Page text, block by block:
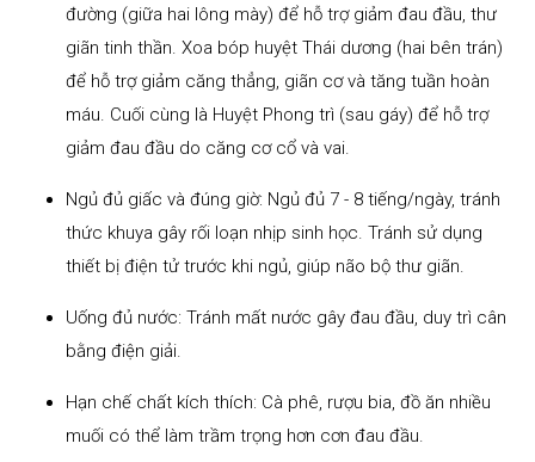
đường (giữa hai lông mày) để hỗ trợ giảm đau đầu, thư
giãn tinh thần. Xoa bóp huyệt Thái dương (hai bên trán)
để hỗ trợ giảm căng thẳng, giãn cơ và tăng tuần hoàn
máu. Cuối cùng là Huyệt Phong trì (sau gáy) để hỗ trợ
giảm đau đầu do căng cơ cổ và vai.
Ngủ đủ giấc và đúng giờ: Ngủ đủ 7 - 8 tiếng/ngày, tránh
thức khuya gây rối loạn nhịp sinh học. Tránh sử dụng
thiết bị điện tử trước khi ngủ, giúp não bộ thư giãn.
Uống đủ nước: Tránh mất nước gây đau đầu, duy trì cân
bằng điện giải.
Hạn chế chất kích thích: Cà phê, rượu bia, đồ ăn nhiều
muối có thể làm trầm trọng hơn cơn đau đầu.